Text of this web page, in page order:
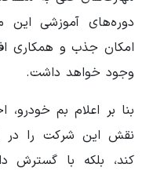
دوره‌های آموزشی این
امکان جذب و همکاری
وجود خواهد داشت.
بنا بر اعلام بم خودرو،
نقش این شرکت را در
کند، بلکه با گسترش